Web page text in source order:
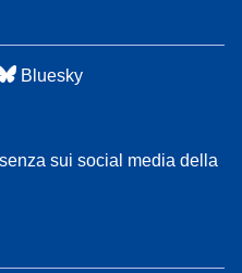
Bluesky
sui social media della